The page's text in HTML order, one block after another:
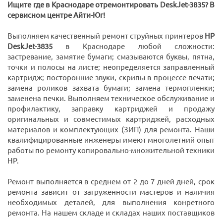
Ищите где в Краснодаре отремонтировать DeskJet-3835? В
сервисном центре Айти-Юг!
Выполняем качественный ремонт струйных принтеров HP
DeskJet-3835 в Краснодаре любой сложности:
застревание, замятие бумаги; смазываются буквы, пятна,
точки и полосы на листе; неопределяется заправленный
картридж; посторонние звуки, скрипы в процессе печати;
замена роликов захвата бумаги; замена термопленки;
заменена печки. Выполняем техническое обслуживание и
профилактику, заправку картриджей и продажу
оригинальных и совместимых картриджей, расходных
материалов и комплектующих (ЗИП) для ремонта. Наши
квалифицированные инженеры имеют многолетний опыт
работы по ремонту копировально-множительной техники
HP.
Ремонт выполняется в среднем от 2 до 7 дней дней, срок
ремонта зависит от загруженности мастеров и наличия
необходимых деталей, для выполнения конретного
ремонта. На нашем складе и складах наших поставщиков